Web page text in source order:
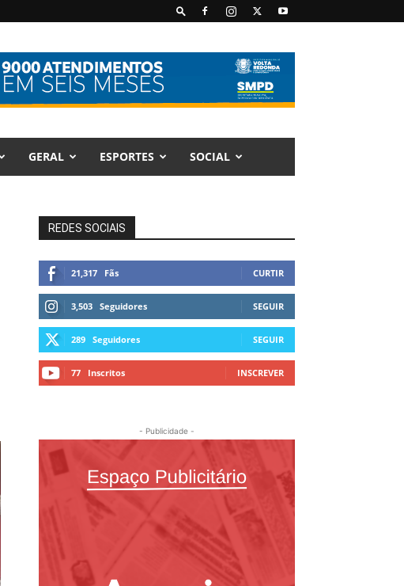
GERAL ESPORTES SOCIAL
REDES SOCIAIS
21,317 Fãs CURTIR
3,503 Seguidores SEGUIR
289 Seguidores SEGUIR
77 Inscritos INSCREVER
- Publicidade -